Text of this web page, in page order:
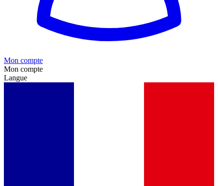
Mon compte
Mon compte
Langue